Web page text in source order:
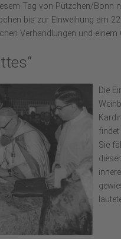
Tag von Pützchen/Bonn
bis zur Einweihung am
Verhandlungen und
Die
Sie